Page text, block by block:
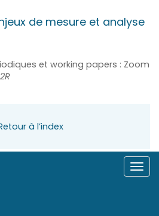
de mesure et analyse
et working papers : Zoom
à l’index